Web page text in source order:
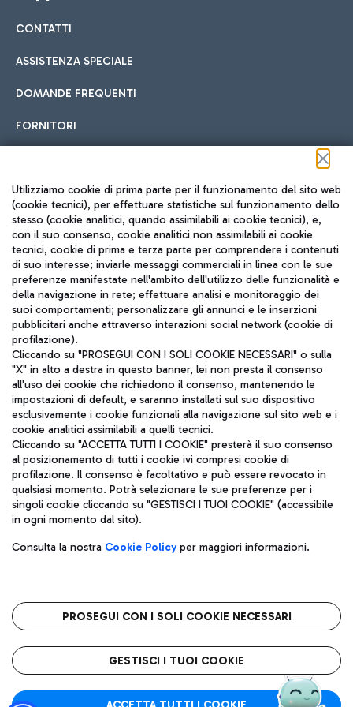
Cucina Internazionale
Fast Food
Pizza
Gelateria
Wine Bar & Sparkling
Hotel in aeroporto
Scegli l'alloggio più adatto e approfitta della vicinanza
all'aeroporto.
Car sharing
Con il Car Sharing è ancora più facile spostarsi
Treno
Raggiungi velocemente l'aeroporto di Fiumicino da Roma
tramite i servizi ferroviari Trenitalia.
Autobus
Scopri le linee di autobus per raggiungere l'aeroporto
Leonardo Da Vinci.
Raggiungi l’aeroporto senza pensieri con il servizio di taxi a
Ristoranti
Scopri la nostra offerta per una pausa gustosa in aeroporto
Mappa Aeroporto Fiumicino
CONTATTI
ASSISTENZA SPECIALE
DOMANDE FREQUENTI
FORNITORI
Seguici sui social
TRAVEL JOURNAL
ITA
Aeroporti di Roma S.p.A. - Società soggetta a direzione e
coordinamento di Mundys S.p.A.
Codice fiscale e Registro delle Imprese di Roma 13032990155 P.
IVA 06572251004
Capitale sociale 62.224.743,00 int. vers.
Sede legale: Via Pier Paolo Racchetti 1 - 00054 Fiumicino (RM)
telefono +39 06 65951
Privacy policy
Note legali
Roma FCO
L'aeroporto stellato
Utilizziamo cookie di prima parte per il funzionamento del sito web
(cookie tecnici), per effettuare statistiche sul funzionamento dello
stesso (cookie analitici, quando assimilabili ai cookie tecnici), e,
con il suo consenso, cookie analitici non assimilabili ai cookie
tecnici, cookie di prima e terza parte per comprendere i contenuti
di suo interesse; inviarle messaggi commerciali in linea con le sue
preferenze manifestate nell'ambito dell'utilizzo delle funzionalità e
della navigazione in rete; effettuare analisi e monitoraggio dei
suoi comportamenti; personalizzare gli annunci e le inserzioni
pubblicitari anche attraverso interazioni social network (cookie di
profilazione).
Cliccando su "PROSEGUI CON I SOLI COOKIE NECESSARI" o sulla
"X" in alto a destra in questo banner, lei non presta il consenso
all'uso dei cookie che richiedono il consenso, mantenendo le
impostazioni di default, e saranno installati sul suo dispositivo
esclusivamente i cookie funzionali alla navigazione sul sito web e i
cookie analitici assimilabili a quelli tecnici.
Cliccando su "ACCETTA TUTTI I COOKIE" presterà il suo consenso
al posizionamento di tutti i cookie ivi compresi cookie di
profilazione. Il consenso è facoltativo e può essere revocato in
qualsiasi momento. Potrà selezionare le sue preferenze per i
singoli cookie cliccando su "GESTISCI I TUOI COOKIE" (accessibile
in ogni momento dal sito).
Consulta la nostra Cookie Policyper maggiori informazioni.
PROSEGUI CON I SOLI COOKIE NECESSARI
GESTISCI I TUOI COOKIE